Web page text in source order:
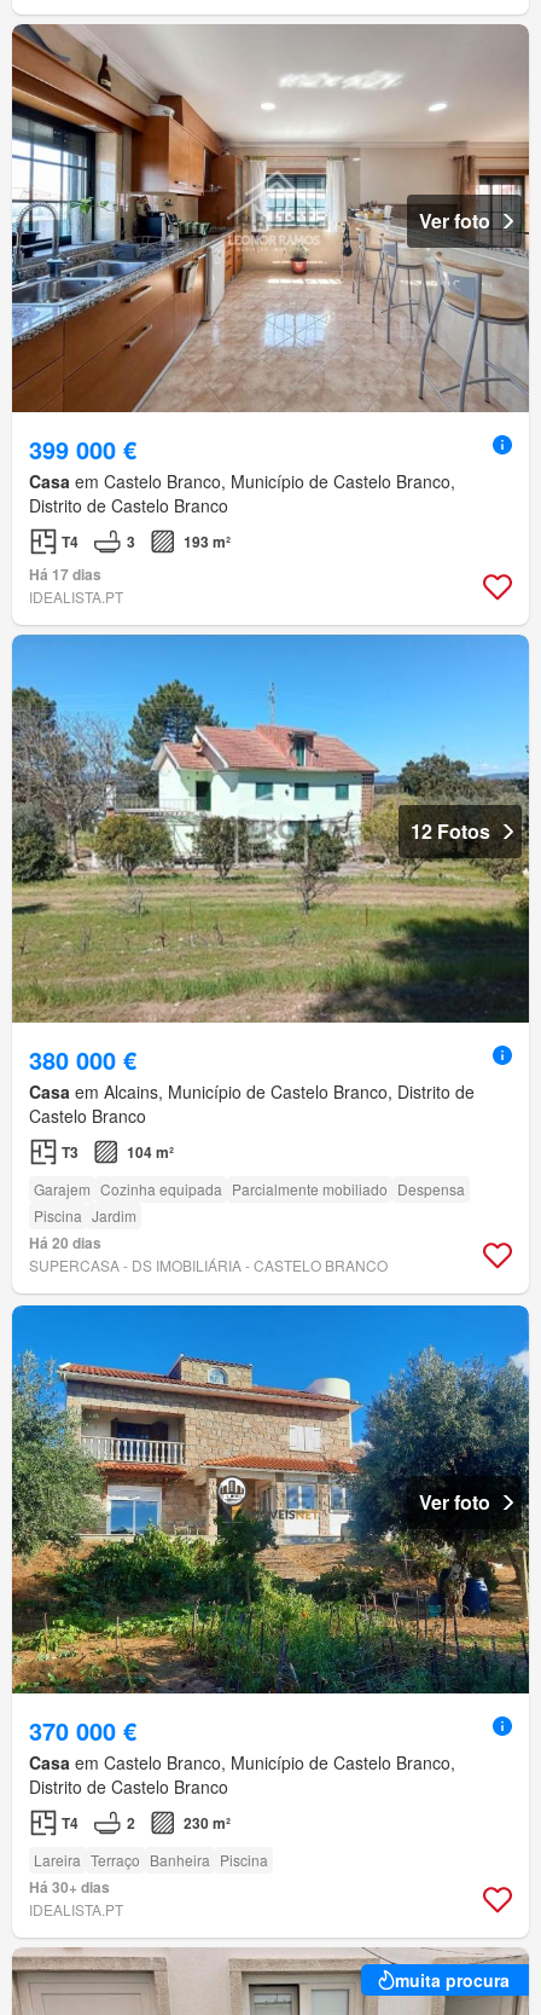
Ver foto
399 000 €
Casa em Castelo Branco, Município de Castelo Branco,
Distrito de Castelo Branco
T4 3
193 m²
Há 17 dias
IDEALISTA.PT
12 Fotos
380 000 €
Casa em Alcains, Município de Castelo Branco, Distrito de
Castelo Branco
T3 104 m²
Garajem Cozinha equipada Parcialmente mobiliado Despensa
Piscina Jardim
Há 20 dias
SUPERCASA - DS IMOBILIÁRIA - CASTELO BRANCO
Ver foto
370 000 €
Casa em Castelo Branco, Município de Castelo Branco,
Distrito de Castelo Branco
T4 2 230 m²
Lareira Terraço Banheira Piscina
Há 30+ dias
IDEALISTA.PT
muita procura